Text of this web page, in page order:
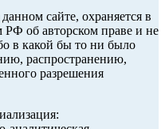
сайте, охраняется в
РФ об авторском праве и не
в какой бы то ни было
распространению,
разрешения